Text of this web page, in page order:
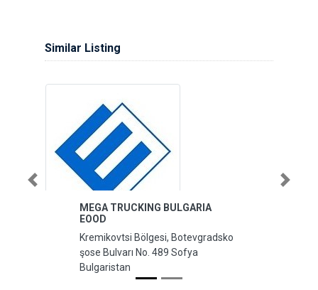
Similar Listing
MEGA TRUCKING BULGARIA
EOOD
Kremikovtsi Bölgesi, Botevgradsko
şose Bulvarı No. 489 Sofya
Bulgaristan
Previous Next